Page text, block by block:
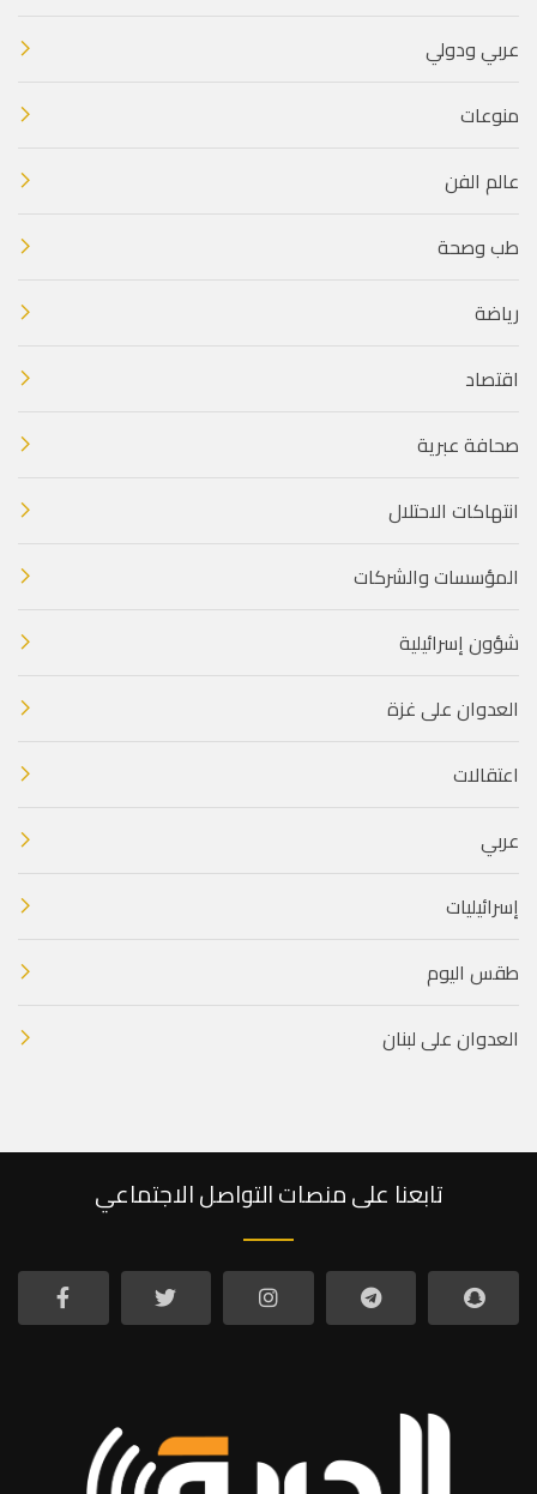
عربي ودولي
منوعات
عالم الفن
طب وصحة
رياضة
اقتصاد
صحافة عبرية
انتهاكات الاحتلال
المؤسسات والشركات
شؤون إسرائيلية
العدوان على غزة
اعتقالات
عربي
إسرائيليات
طقس اليوم
العدوان على لبنان
تابعنا على منصات التواصل الاجتماعي